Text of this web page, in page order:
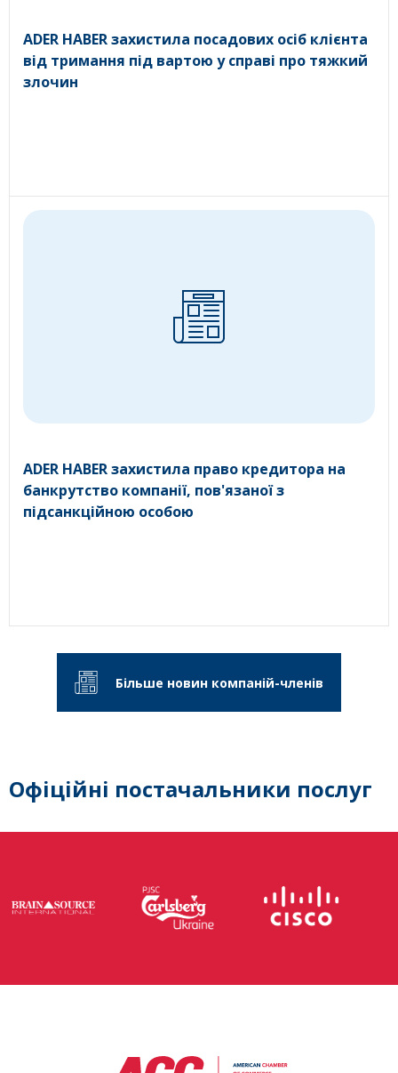
ADER HABER захистила посадових осіб клієнта
від тримання під вартою у справі про тяжкий
злочин
ADER HABER захистила право кредитора на
банкрутство компанії, пов'язаної з
підсанкційною особою
Більше новин компаній-членів
Офіційні постачальники послуг